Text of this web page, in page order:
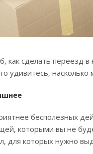
как сделать переезд
удивитесь,
бесполезных
которыми вы не
для которых нужно